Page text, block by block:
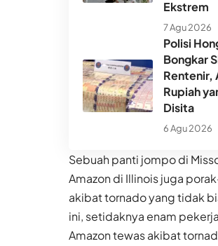
Ekstrem
7 Agu 2026
Polisi
Bongkar
Rentenir,
Rupiah
Disita
6 Agu 2026
Sebuah panti jompo di
Amazon di Illinois juga
akibat tornado yang tidak
ini, setidaknya enam
Amazon tewas akibat